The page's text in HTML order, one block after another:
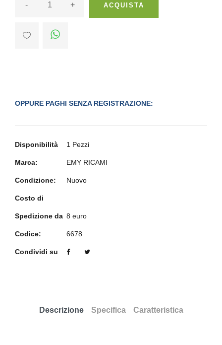
- + ACQUISTA
OPPURE PAGHI SENZA REGISTRAZIONE:
Disponibilità 1 Pezzi
Marca: EMY RICAMI
Condizione: Nuovo
Costo di
Spedizione da 8 euro
Codice: 6678
Condividi su
Descrizione Specifica Caratteristica